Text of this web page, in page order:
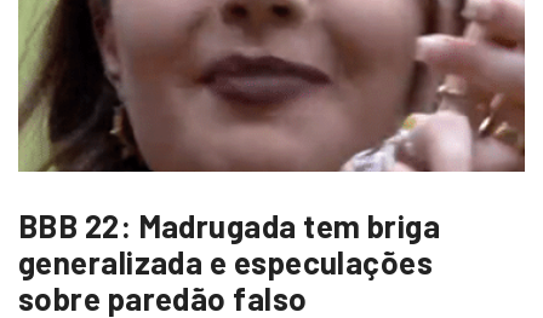
BBB 22: Madrugada tem briga
generalizada e especulações
sobre paredão falso